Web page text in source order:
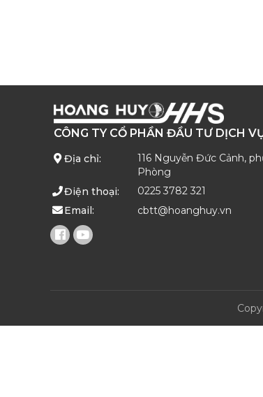
CÔNG TY CỔ PHẦN ĐẦU TƯ DỊCH
Địa chỉ:
116 Nguyễn Đức Cảnh,
Phòng
Điện thoại:
0225 3782 321
Email:
cbtt@hoanghuy.vn